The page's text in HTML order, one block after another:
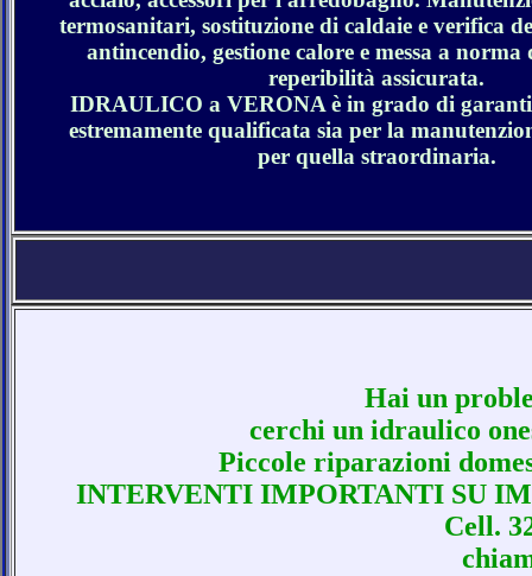
termosanitari, sostituzione di caldaie e verifica
antincendio, gestione calore e messa a
reperibilità assicurata.
IDRAULICO a VERONA è in grado di
estremamente qualificata sia per la
per quella straordinaria.
Hai un
cerchi un idraulico
Piccole riparazioni
INTERVENTI IMPORTANTI SU
Cell.